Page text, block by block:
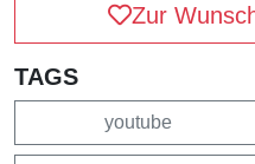
Zur
TAGS
youtube